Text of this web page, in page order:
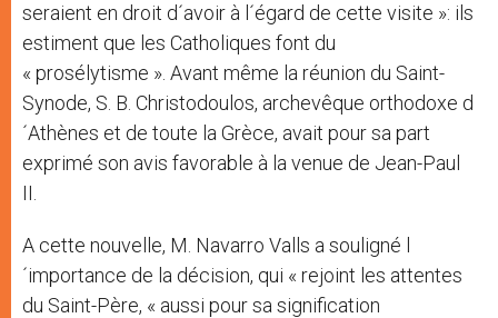
seraient en droit d´avoir à l´égard de cette visite »: ils
estiment que les Catholiques font du
« prosélytisme ». Avant même la réunion du Saint-
Synode, S. B. Christodoulos, archevêque orthodoxe d
´Athènes et de toute la Grèce, avait pour sa part
exprimé son avis favorable à la venue de Jean-Paul
II.
A cette nouvelle, M. Navarro Valls a souligné l
´importance de la décision, qui « rejoint les attentes
du Saint-Père, « aussi pour sa signification